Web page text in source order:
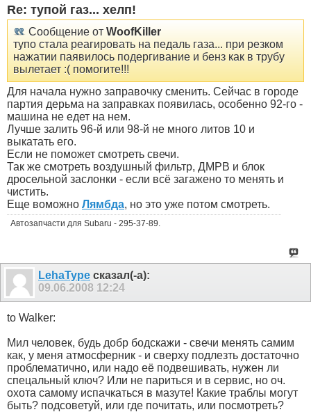
Re: тупой газ... хелп!
Сообщение от WoofKiller
тупо стала реагировать на педаль газа... при резком
нажатии паявилось подергивание и бенз как в трубу
вылетает :( помогите!!!
Для начала нужно заправочку сменить. Сейчас в городе
партия дерьма на заправках появилась, особенно 92-го -
машина не едет на нем.
Лучше залить 96-й или 98-й не много литов 10 и
выкатать его.
Если не поможет смотреть свечи.
Так же смотреть воздушный фильтр, ДМРВ и блок
дросельной заслонки - если всё загажено то менять и
чистить.
Еще воможно Лямбда, но это уже потом смотреть.
Автозапчасти для Subaru - 295-37-89.
LehaType сказал(-а):
09.06.2008 12:24
to Walker:
Мил человек, будь добр бодскажи - свечи менять самим
как, у меня атмосферник - и сверху подлезть достаточно
проблематично, или надо её подвешивать, нужен ли
спецальный ключ? Или не париться и в сервис, но оч.
охота самому испачкаться в мазуте! Какие траблы могут
быть? подсоветуй, или где почитать, или посмотреть?